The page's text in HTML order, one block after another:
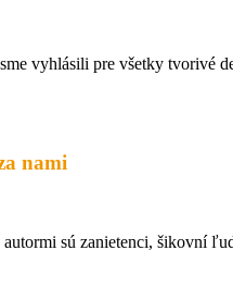
vyhlásili pre všetky tvorivé
nami
sú zanietenci, šikovní